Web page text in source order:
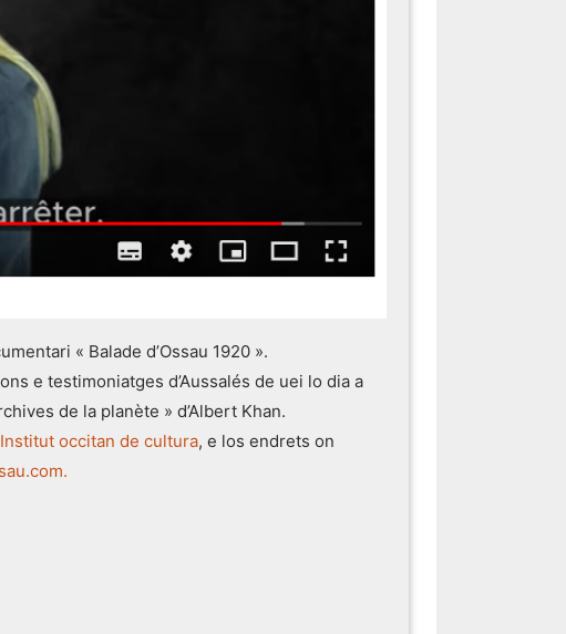
« Balade d’Ossau 1920 ».
e testimoniatges d’Aussalés de uei lo dia a
de la planète » d’Albert Khan.
Institut occitan de cultura, e los endrets on